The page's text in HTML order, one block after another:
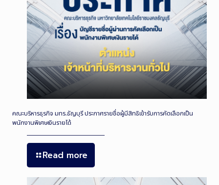
คณะบริหารธุรกิจ มทร.ธัญบุรี ประกาศรายชื่อผู้มีสิทธิเข้ารับการคัดเลือกเป็น
พนักงานพิเศษเงินรายได้
Read more